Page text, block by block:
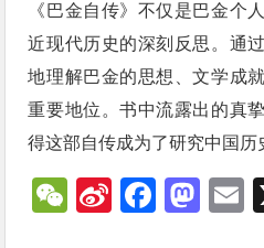
《巴金自传》不仅是巴金个
近现代历史的深刻反思。通
地理解巴金的思想、文学成
重要地位。书中流露出的真
得这部自传成为了研究中国历
WeChat
Sina